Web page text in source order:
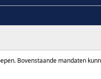
Bovenstaande mandaten